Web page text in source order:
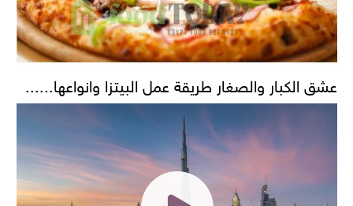
عشق الكبار والصغار طريقة عمل البيتزا وانواعها......